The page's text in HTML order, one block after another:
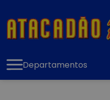
Departamentos